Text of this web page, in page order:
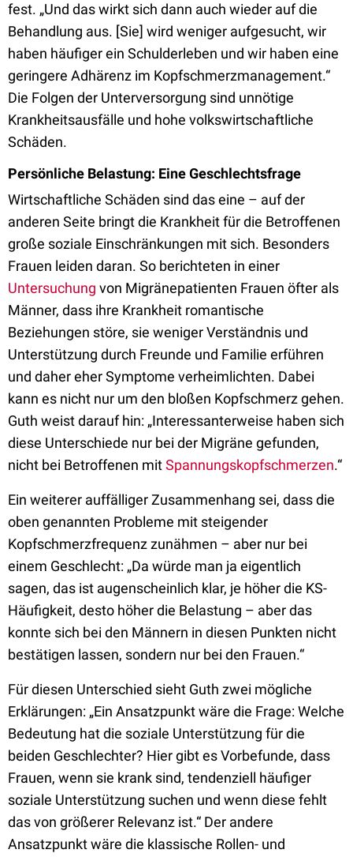
fest. „Und das wirkt sich dann auch wieder auf die
Behandlung aus. [Sie] wird weniger aufgesucht, wir
haben häufiger ein Schulderleben und wir haben eine
geringere Adhärenz im Kopfschmerzmanagement.“
Die Folgen der Unterversorgung sind unnötige
Krankheitsausfälle und hohe volkswirtschaftliche
Schäden.
Persönliche Belastung: Eine Geschlechtsfrage
Wirtschaftliche Schäden sind das eine – auf der
anderen Seite bringt die Krankheit für die Betroffenen
große soziale Einschränkungen mit sich. Besonders
Frauen leiden daran. So berichteten in einer
Untersuchung von Migränepatienten Frauen öfter als
Männer, dass ihre Krankheit romantische
Beziehungen störe, sie weniger Verständnis und
Unterstützung durch Freunde und Familie erführen
und daher eher Symptome verheimlichten. Dabei
kann es nicht nur um den bloßen Kopfschmerz gehen.
Guth weist darauf hin: „Interessanterweise haben sich
diese Unterschiede nur bei der Migräne gefunden,
nicht bei Betroffenen mitSpannungskopfschmerzen.“
Ein weiterer auffälliger Zusammenhang sei, dass die
oben genannten Probleme mit steigender
Kopfschmerzfrequenz zunähmen – aber nur bei
einem Geschlecht: „Da würde man ja eigentlich
sagen, das ist augenscheinlich klar, je höher die KS-
Häufigkeit, desto höher die Belastung – aber das
konnte sich bei den Männern in diesen Punkten nicht
bestätigen lassen, sondern nur bei den Frauen.“
Für diesen Unterschied sieht Guth zwei mögliche
Erklärungen: „Ein Ansatzpunkt wäre die Frage: Welche
Bedeutung hat die soziale Unterstützung für die
beiden Geschlechter? Hier gibt es Vorbefunde, dass
Frauen, wenn sie krank sind, tendenziell häufiger
soziale Unterstützung suchen und wenn diese fehlt
das von größerer Relevanz ist.“ Der andere
Ansatzpunkt wäre die klassische Rollen- und